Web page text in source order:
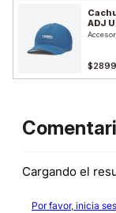
ADJ
Cargando el
Por favor, inicia